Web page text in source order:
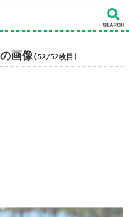
の画像(52/52枚目)